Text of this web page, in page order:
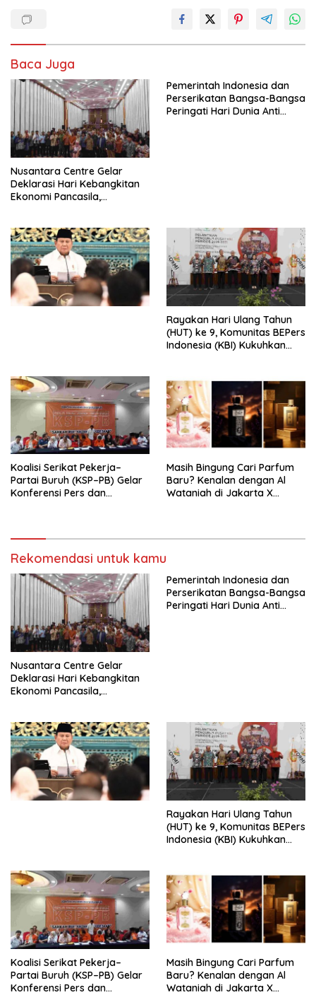
Baca Juga
Nusantara Centre Gelar
Deklarasi Hari Kebangkitan
Ekonomi Pancasila,
Penjajahan (Pergolakan
Ekonomi Politik Indonesia) &
Simposium Nasional “Urgensi
Undang-Undang
Perekonomian Nasional dan
Kesejahteraan Sosial dalam
Pemerintah Indonesia dan
Perserikatan Bangsa-Bangsa
Peringati Hari Dunia Anti
Rayakan Hari Ulang Tahun
(HUT) ke 9, Komunitas BEPers
Indonesia (KBI) Kukuhkan
Tema: “Penguatan dan
Pengembangan Organisasi
KBI yang Berbasis Riset di
seluruh Indonesia dan
Mancanegara”.
Koalisi Serikat Pekerja–
Partai Buruh (KSP–PB) Gelar
Konferensi Pers dan
Masih Bingung Cari Parfum
Baru? Kenalan dengan Al
Wataniah di Jakarta X
Rekomendasi untuk kamu
Nusantara Centre Gelar
Deklarasi Hari Kebangkitan
Ekonomi Pancasila,
Penjajahan (Pergolakan
Ekonomi Politik Indonesia) &
Simposium Nasional “Urgensi
Undang-Undang
Perekonomian Nasional dan
Kesejahteraan Sosial dalam
Pemerintah Indonesia dan
Perserikatan Bangsa-Bangsa
Peringati Hari Dunia Anti
Rayakan Hari Ulang Tahun
(HUT) ke 9, Komunitas BEPers
Indonesia (KBI) Kukuhkan
Tema: “Penguatan dan
Pengembangan Organisasi
KBI yang Berbasis Riset di
seluruh Indonesia dan
Mancanegara”.
Koalisi Serikat Pekerja–
Partai Buruh (KSP–PB) Gelar
Konferensi Pers dan
Masih Bingung Cari Parfum
Baru? Kenalan dengan Al
Wataniah di Jakarta X